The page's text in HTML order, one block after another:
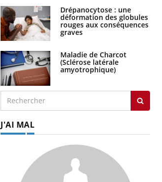
Drépanocytose : une
déformation des globules
rouges aux conséquences
graves
Maladie de Charcot
(Sclérose latérale
amyotrophique)
J'AI MAL